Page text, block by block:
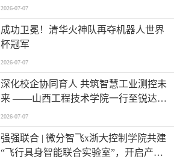
2026-07-07
成功卫冕！清华火神队再夺机器人世界
杯冠军
2026-07-07
深化校企协同育人 共筑智慧工业测控未
来 ——山西工程技术学院一行至锐达工
业集团参观调研
2026-07-07
强强联合 | 微分智飞x浙大控制学院共建
“飞行具身智能联合实验室”，开启产学